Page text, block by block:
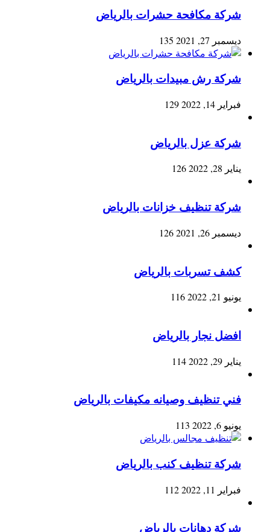
شركة مكافحة حشرات بالرياض
ديسمبر 27, 2021 135
شركة رش مبيدات بالرياض
فبراير 14, 2022 129
شركة عزل بالرياض
يناير 28, 2022 126
شركة تنظيف خزانات بالرياض
ديسمبر 26, 2021 126
كشف تسربات بالرياض
يونيو 21, 2022 116
افضل نجار بالرياض
يناير 29, 2022 114
فني تنظيف وصيانه مكيفات بالرياض
يونيو 6, 2022 113
شركة تنظيف كنب بالرياض
فبراير 11, 2022 112
شركة دهانات بالرياض